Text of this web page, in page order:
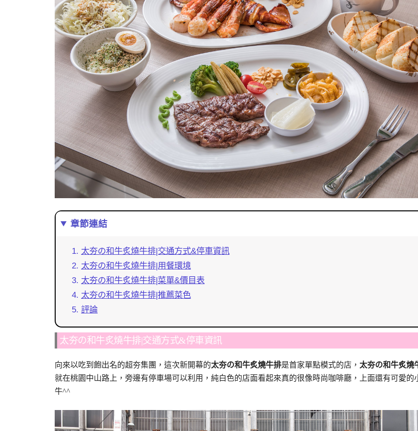
章節連結
太夯の和牛炙燒牛排|交通方式&停車資訊
太夯の和牛炙燒牛排|用餐環境
太夯の和牛炙燒牛排|菜單&價目表
太夯の和牛炙燒牛排|推薦菜色
評論
太夯の和牛炙燒牛排|交通方式&停車資訊
向來以吃到飽出名的超夯集團，這次新開幕的太夯の和牛炙燒牛排是首家單點模式的店， 太夯の和牛炙燒
就在桃園中山路上，旁邊有停車場可以利用，純白色的店面看起來真的很像時尚咖啡廳，上面還有可愛的
牛^^